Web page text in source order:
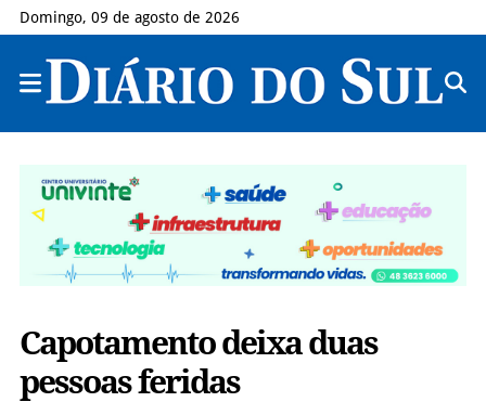
Domingo, 09 de agosto de 2026
Capotamento deixa duas
pessoas feridas